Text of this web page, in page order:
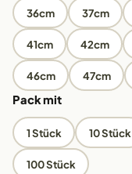
36cm 37cm
41cm 42cm
46cm 47cm
Pack mit
1 Stück 10 Stück
100 Stück